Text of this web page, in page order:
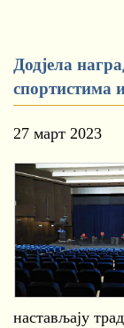
Додјела
спортистима
27 март 2023
настављају